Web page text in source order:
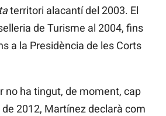
territori alacantí del 2003. El
de Turisme al 2004, fins
a la Presidència de les Corts
no ha tingut, de moment, cap
2012, Martínez declarà com